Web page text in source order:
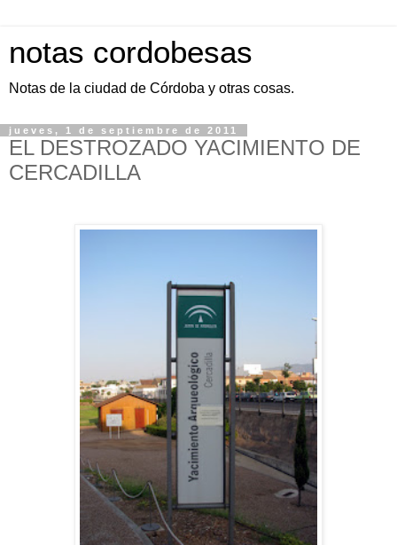
notas cordobesas
Notas de la ciudad de Córdoba y otras cosas.
jueves, 1 de septiembre de 2011
EL DESTROZADO YACIMIENTO DE
CERCADILLA